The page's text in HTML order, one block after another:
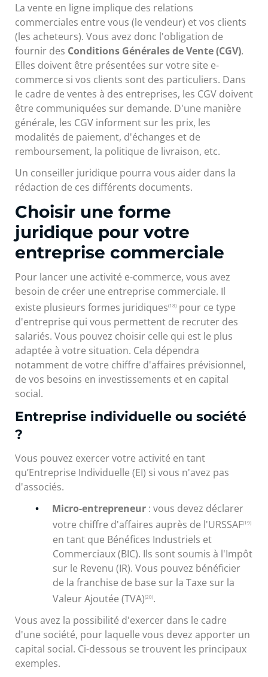
La vente en ligne implique des relations
commerciales entre vous (le vendeur) et vos clients
(les acheteurs). Vous avez donc l'obligation de
fournir des Conditions Générales de Vente (CGV).
Elles doivent être présentées sur votre site e-
commerce si vos clients sont des particuliers. Dans
le cadre de ventes à des entreprises, les CGV doivent
être communiquées sur demande. D'une manière
générale, les CGV informent sur les prix, les
modalités de paiement, d'échanges et de
remboursement, la politique de livraison, etc.
Un conseiller juridique pourra vous aider dans la
rédaction de ces différents documents.
Choisir une forme
juridique pour votre
entreprise commerciale
Pour lancer une activité e-commerce, vous avez
besoin de créer une entreprise commerciale. Il
existe plusieurs formes juridiques(18) pour ce type
d'entreprise qui vous permettent de recruter des
salariés. Vous pouvez choisir celle qui est le plus
adaptée à votre situation. Cela dépendra
notamment de votre chiffre d'affaires prévisionnel,
de vos besoins en investissements et en capital
social.
Entreprise individuelle ou société
?
Vous pouvez exercer votre activité en tant
qu’Entreprise Individuelle (EI) si vous n'avez pas
d'associés.
Micro-entrepreneur : vous devez déclarer
votre chiffre d'affaires auprès de l'URSSAF(19)
en tant que Bénéfices Industriels et
Commerciaux (BIC). Ils sont soumis à l'Impôt
sur le Revenu (IR). Vous pouvez bénéficier
de la franchise de base sur la Taxe sur la
Valeur Ajoutée (TVA)(20).
Vous avez la possibilité d'exercer dans le cadre
d'une société, pour laquelle vous devez apporter un
capital social. Ci-dessous se trouvent les principaux
exemples.